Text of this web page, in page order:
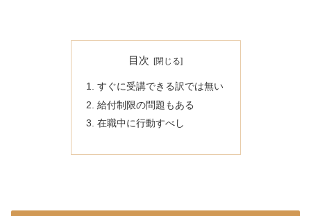
目次
すぐに受講できる訳では無い
給付制限の問題もある
在職中に行動すべし